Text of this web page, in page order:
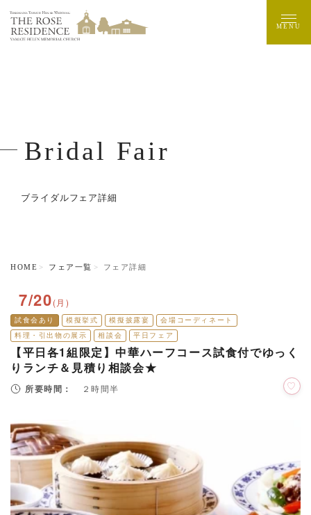
Bridal Fair
ブライダルフェア詳細
MENU
HOME フェア一覧 フェア詳細
7/20(月)
試食会あり 模擬挙式 模擬披露宴
会場コーディネート
料理・引出物の展示
相談会 平日フェア
【平日各1組限定】中華ハーフコース試食付でゆっく
りランチ＆見積り相談会★
所要時間： ２時間半